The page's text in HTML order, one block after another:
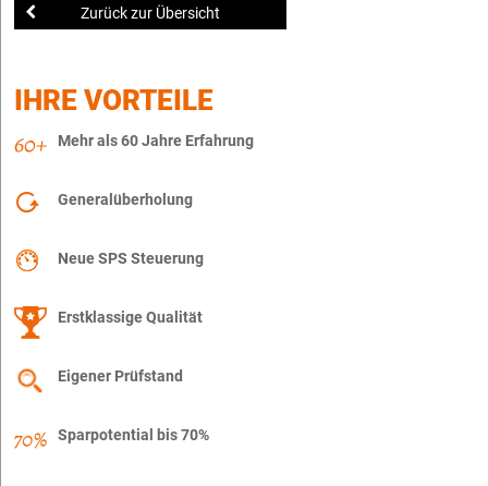
Zurück zur Übersicht
IHRE VORTEILE
Mehr als 60 Jahre Erfahrung
Generalüberholung
Neue SPS Steuerung
Erstklassige Qualität
Eigener Prüfstand
Sparpotential bis 70%